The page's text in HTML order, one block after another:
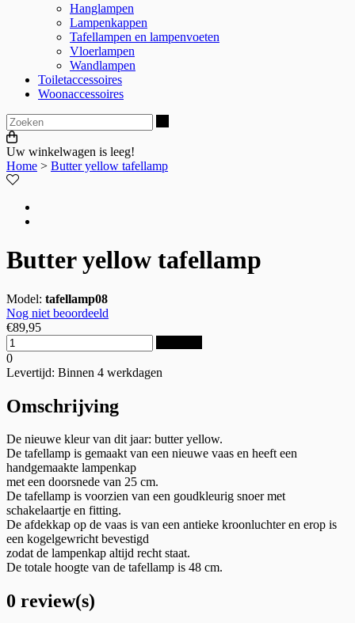
Hanglampen
Lampenkappen
Tafellampen en lampenvoeten
Vloerlampen
Wandlampen
Toiletaccessoires
Woonaccessoires
Uw winkelwagen is leeg!
Home > Butter yellow tafellamp
Butter yellow tafellamp
Model: tafellamp08
Nog niet beoordeeld
€89,95
0
Levertijd: Binnen 4 werkdagen
Omschrijving
De nieuwe kleur van dit jaar: butter yellow.
De tafellamp is gemaakt van een nieuwe vaas en heeft een
handgemaakte lampenkap
met een doorsnede van 25 cm.
De tafellamp is voorzien van een goudkleurig snoer met
schakelaartje en fitting.
De afdekkap op de vaas is van een antieke kroonluchter en erop is
een kogelgewricht bevestigd
zodat de lampenkap altijd recht staat.
De totale hoogte van de tafellamp is 48 cm.
0 review(s)